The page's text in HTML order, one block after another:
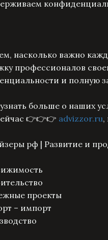
насколько важно
профессионалов
и полную
больше о наших
👉👉👉 advizzor.ru,
рф | Развитие и
проекты
– импорт